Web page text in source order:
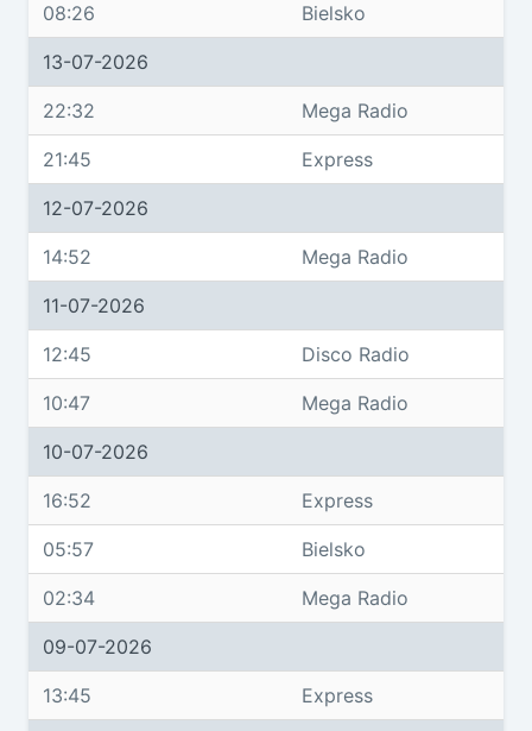
08:26 Bielsko
13-07-2026
22:32 Mega Radio
21:45 Express
12-07-2026
14:52 Mega Radio
11-07-2026
12:45 Disco Radio
10:47 Mega Radio
10-07-2026
16:52 Express
05:57 Bielsko
02:34 Mega Radio
09-07-2026
13:45 Express